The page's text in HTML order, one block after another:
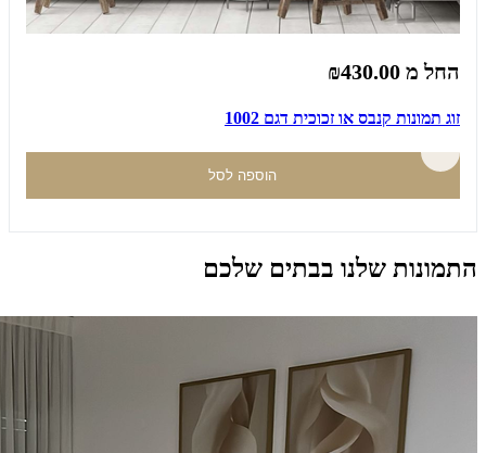
החל מ ₪430.00
זוג תמונות קנבס או זכוכית דגם 1002
הוספה לסל
התמונות שלנו בבתים שלכם